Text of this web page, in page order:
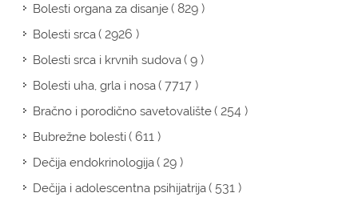
Bolesti organa za disanje( 829 )
Bolesti srca( 2926 )
Bolesti srca i krvnih sudova( 9 )
Bolesti uha, grla i nosa( 7717 )
Bračno i porodično savetovalište( 254 )
Bubrežne bolesti( 611 )
Dečija endokrinologija( 29 )
Dečija i adolescentna psihijatrija( 531 )